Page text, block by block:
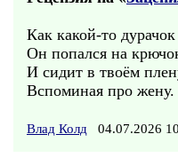
Как какой-то дурачок
Он попался на
И сидит в твоём
Вспоминая про жену.
Влад Колд 04.07.2026